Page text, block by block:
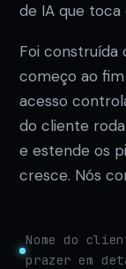
de IA que toca
Foi construída
começo ao
acesso
do cliente
e estende os
cresce. Nós
Nome do
prazer em